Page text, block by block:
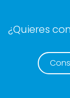
¿Quieres